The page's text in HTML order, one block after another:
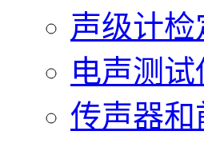
声级计检
电声测试
传声器